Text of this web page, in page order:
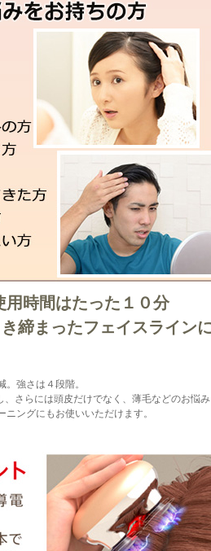
時間はたった１０分
締まったフェイスライン
強さは４段階。
さらには頭皮だけでなく、薄毛などのお悩
ングにもお使いいただけます。